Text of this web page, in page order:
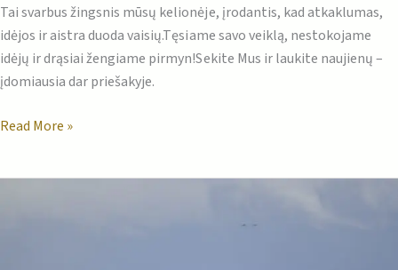
Tai svarbus žingsnis mūsų kelionėje, įrodantis, kad atkaklumas,
idėjos ir aistra duoda vaisių.Tęsiame savo veiklą, nestokojame
idėjų ir drąsiai žengiame pirmyn!Sekite Mus ir laukite naujienų –
įdomiausia dar priešakyje.
Read More »